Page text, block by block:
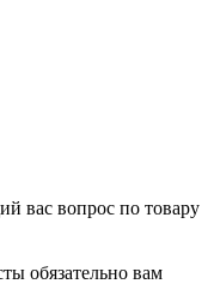
вас вопрос по товару
обязательно вам